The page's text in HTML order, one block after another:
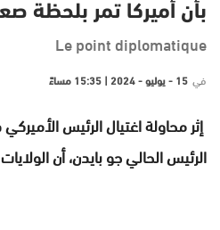
بأن أميركا تمر بلحظة
Le point diplomatique
في 15 - يوليو - 2024 | 15:35 مساءً
إثر محاولة اغتيال الرئيس
الرئيس الحالي جو بايدن، أن